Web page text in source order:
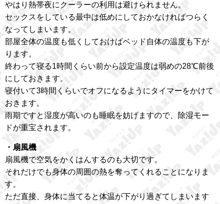
やはり熱帯夜にクーラーの利用は避けられません。
セックスをしている最中は低めにしておかなければつらく
なってしまいます。
部屋全体の温度も低くしておけばベッド自体の温度も下が
ります。
終わって寝る1時間くらい前から設定温度は弱めの28℃前後
にしておきます。
寝付いて3時間くらいでオフになるようにタイマーをかけて
おきます。
雨期ですと湿度が高いのも睡眠を妨げますので、除湿モー
ドが重宝されます。
・扇風機
扇風機で空気をかくはんするのも大切です。
それだけでも身体の周囲の熱を奪ってくれることになりま
す。
ただ直接、身体に当てると体温が下がり過ぎてしまいます